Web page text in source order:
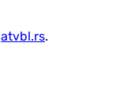
atvbl.rs.